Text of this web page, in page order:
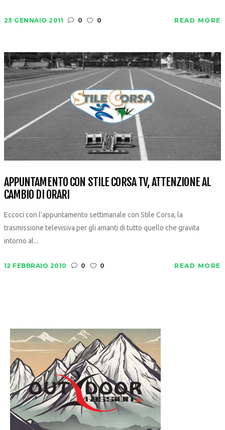
23 GENNAIO 2011 0 0 READ MORE
APPUNTAMENTO CON STILE CORSA TV, ATTENZIONE AL
CAMBIO DI ORARI
Eccoci con l'appuntamento settimanale con Stile Corsa, la
trasmissione televisiva per gli amanti di tutto quello che gravita
intorno al...
12 FEBBRAIO 2010 0 0 READ MORE